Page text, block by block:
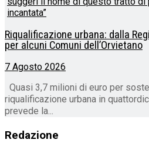
Riqualificazione urbana: dalla
per alcuni Comuni dell’Orvietano
7 Agosto 2026
Quasi 3,7 milioni di euro per
riqualificazione urbana in
prevede la...
Redazione